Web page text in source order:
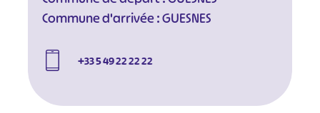
Commune d'arrivée : GUESNES
+33 5 49 22 22 22